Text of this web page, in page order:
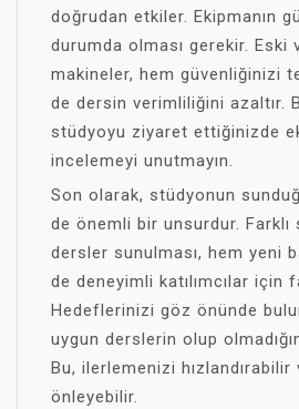
doğrudan etkiler. Ekipmanın
durumda olması gerekir. Eski
makineler, hem güvenliğinizi
de dersin verimliliğini azaltır.
stüdyoyu ziyaret ettiğinizde
incelemeyi unutmayın.
Son olarak, stüdyonun
de önemli bir unsurdur. Farklı
dersler sunulması, hem yeni
de deneyimli katılımcılar için
Hedeflerinizi göz önünde
uygun derslerin olup
Bu, ilerlemenizi hızlandırabilir
önleyebilir.